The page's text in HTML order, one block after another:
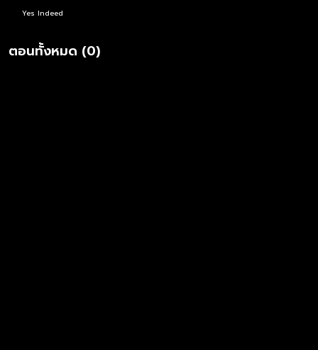
Yes Indeed
ตอนทั้งหมด (0)